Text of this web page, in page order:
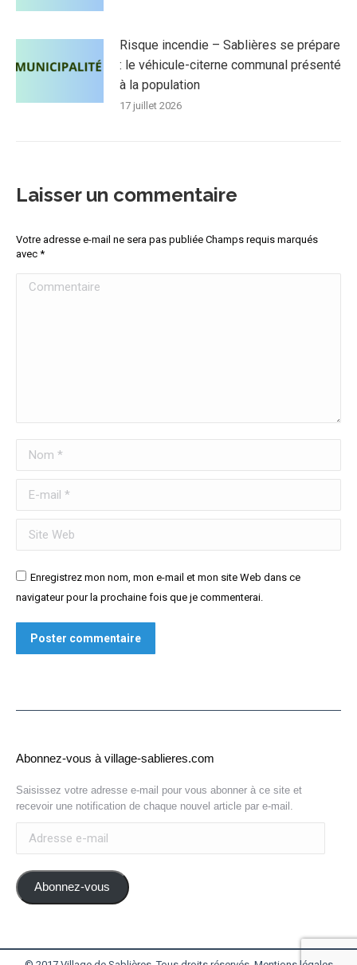
Risque incendie – Sablières se prépare
: le véhicule-citerne communal présenté
à la population
17 juillet 2026
Laisser un commentaire
Votre adresse e-mail ne sera pas publiée Champs requis marqués
avec *
Commentaire
Nom *
E-mail *
Site Web
Enregistrez mon nom, mon e-mail et mon site Web dans ce
navigateur pour la prochaine fois que je commenterai.
Poster commentaire
Abonnez-vous à village-sablieres.com
Saisissez votre adresse e-mail pour vous abonner à ce site et
recevoir une notification de chaque nouvel article par e-mail.
Abonnez-vous